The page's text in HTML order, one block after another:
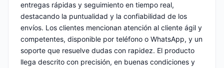
entregas rápidas y seguimiento en tiempo real,
destacando la puntualidad y la confiabilidad de los
envíos. Los clientes mencionan atención al cliente ágil y
competentes, disponible por teléfono o WhatsApp, y un
soporte que resuelve dudas con rapidez. El producto
llega descrito con precisión, en buenas condiciones y